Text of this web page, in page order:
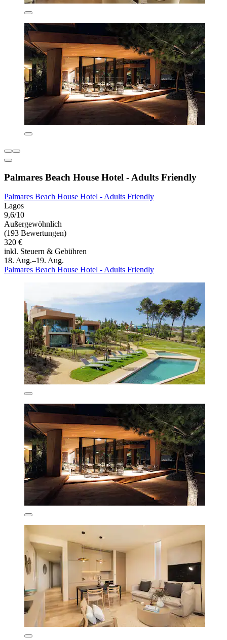
Palmares Beach House Hotel - Adults Friendly
Palmares Beach House Hotel - Adults Friendly
Lagos
9,6/10
Außergewöhnlich
(193 Bewertungen)
320 €
inkl. Steuern & Gebühren
18. Aug.–19. Aug.
Palmares Beach House Hotel - Adults Friendly